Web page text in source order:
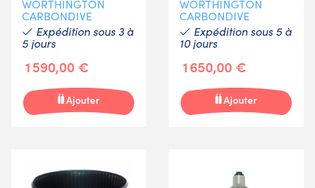
WORTHINGTON
CARBONDIVE
Expédition sous 3 à
5 jours
1 590,00 €
Ajouter
WORTHINGTON
CARBONDIVE
Expédition sous 5 à
10 jours
1 650,00 €
Ajouter